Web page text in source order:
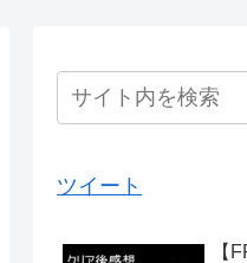
ツイート
【